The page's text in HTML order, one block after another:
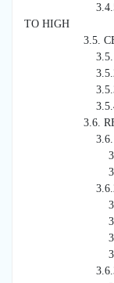
3.4.5.
TO HIGH
3.5. CBD
3.5.1.
3.5.2.
3.5.3.
3.5.4.
3.6.
3.6.1.
3.6.1.1.
3.6.1.2.
3.6.2.
3.6.2.1.
3.6.2.3.
3.6.2.4.
3.6.3.